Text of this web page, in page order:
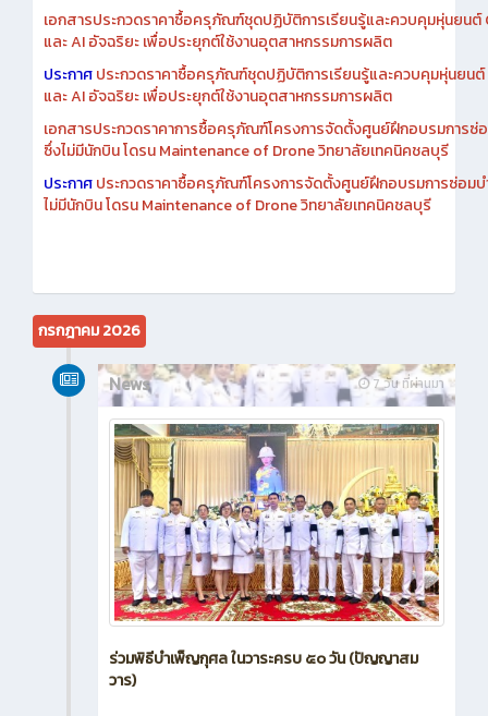
เอกสารประกวดราคาซื้อครุภัณฑ์ชุดปฏิบัติการเรียนรู้และควบคุมหุ่นยน
และ AI อัจฉริยะ เพื่อประยุกต์ใช้งานอุตสาหกรรมการผลิต
ประกาศประกวดราคาซื้อครุภัณฑ์ชุดปฏิบัติการเรียนรู้และควบคุมหุ่นยน
และ AI อัจฉริยะ เพื่อประยุกต์ใช้งานอุตสาหกรรมการผลิต
เอกสารประกวดราคาการซื้อครุภัณฑ์โครงการจัดตั้งศูนย์ฝึกอบรมการซ่
ซึ่งไม่มีนักบิน โดรน Maintenance of Drone วิทยาลัยเทคนิคชลบุรี
ประกาศประกวดราคาซื้อครุภัณฑ์โครงการจัดตั้งศูนย์ฝึกอบรมการซ่อมบ
ไม่มีนักบิน โดรน Maintenance of Drone วิทยาลัยเทคนิคชลบุรี
กรกฎาคม 2026
7 วัน ที่ผ่านมา
News
ร่วมพิธีบำเพ็ญกุศล ในวาระครบ ๕๐ วัน (ปัญญาสม
วาร)